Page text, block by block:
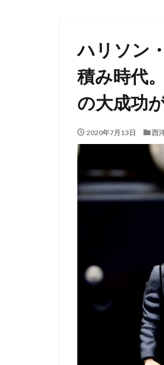
ハリソン
積み時代
の大成功
2020年7月13日 西